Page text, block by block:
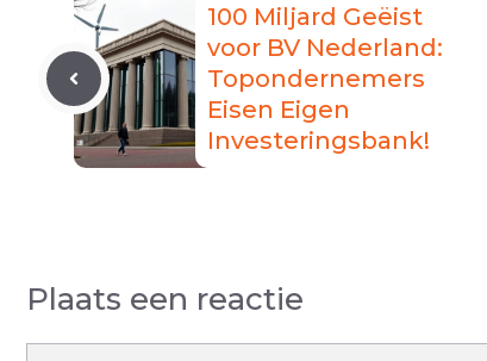
100 Miljard Geëist
voor BV Nederland:
Topondernemers
Eisen Eigen
Investeringsbank!
Plaats een reactie